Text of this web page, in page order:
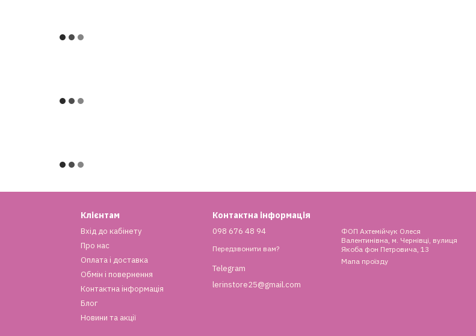
Клієнтам
Вхід до кабінету
Про нас
Оплата і доставка
Обмін і повернення
Контактна інформація
Блог
Новини та акції
Контактна інформація
098 676 48 94
Передзвонити вам?
Telegram
lerinstore25@gmail.com
ФОП Ахтемійчук Олеся
Валентинівна, м. Чернівці, вулиця
Якоба фон Петровича, 13
Мапа проїзду